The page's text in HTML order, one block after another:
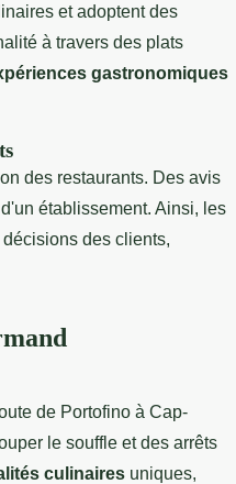
et adoptent des
à travers des plats
gastronomiques
des restaurants. Des avis
établissement. Ainsi, les
des clients,
de Portofino à Cap-
le souffle et des arrêts
culinaires uniques,